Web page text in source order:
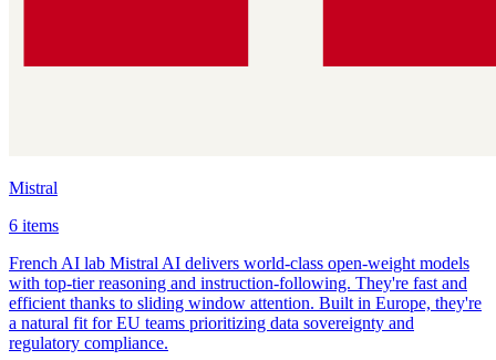
Mistral
6 items
French AI lab Mistral AI delivers world-class open-weight models
with top-tier reasoning and instruction-following. They're fast and
efficient thanks to sliding window attention. Built in Europe, they're
a natural fit for EU teams prioritizing data sovereignty and
regulatory compliance.